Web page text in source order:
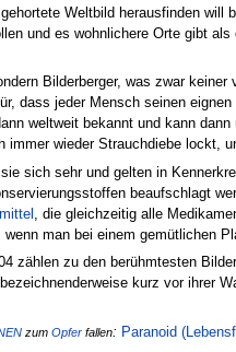
Weltbild herausfinden will
und es wohnlichere Orte gibt
Bilderberger, was zwar
dass jeder Mensch seinen eignen
weltweit bekannt und kann dann
immer wieder Strauchdiebe lockt,
sich sehr und gelten in
beaufschlagt
, die gleichzeitig alle
man bei einem gemütlichen
zählen zu den berühmtesten
kurz vor ihrer
zum Opfer fallen: Paranoid